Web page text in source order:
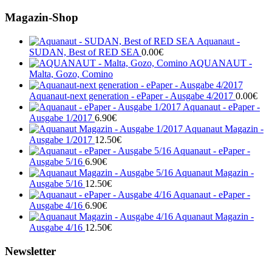
Magazin-Shop
Aquanaut -
SUDAN, Best of RED SEA 0.00€
AQUANAUT -
Malta, Gozo, Comino
Aquanaut-next generation - ePaper - Ausgabe 4/2017 0.00€
Aquanaut - ePaper -
Ausgabe 1/2017 6.90€
Aquanaut Magazin -
Ausgabe 1/2017 12.50€
Aquanaut - ePaper -
Ausgabe 5/16 6.90€
Aquanaut Magazin -
Ausgabe 5/16 12.50€
Aquanaut - ePaper -
Ausgabe 4/16 6.90€
Aquanaut Magazin -
Ausgabe 4/16 12.50€
Newsletter